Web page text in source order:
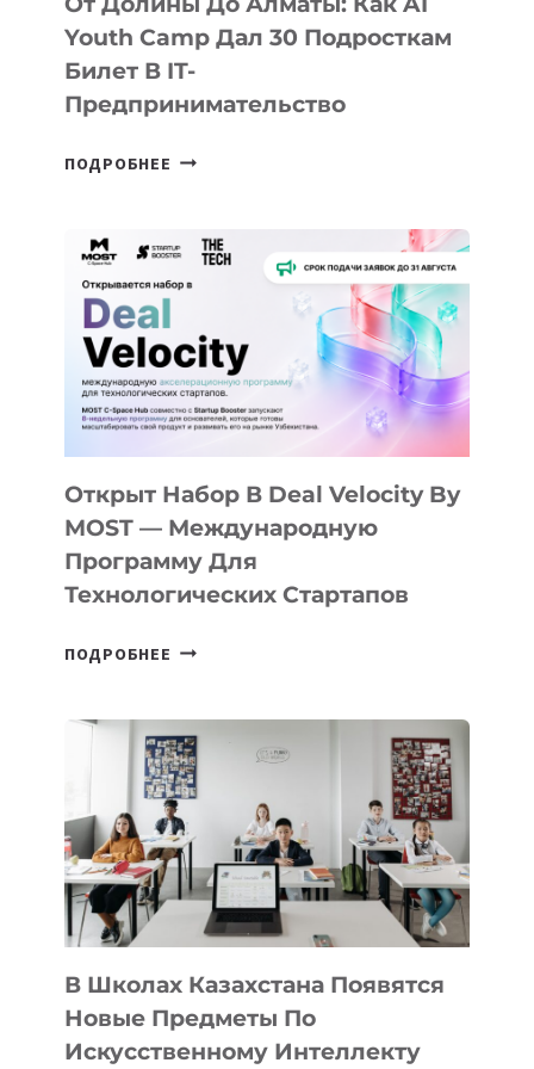
Youth Camp Дал 30 Подросткам
Билет В IT-
Предпринимательство
ПОДРОБНЕЕ ОТ
АЛМАТЫ:
КАК
AI
YOUTH
CAMP
ДАЛ
30
ПОДРОСТКАМ
БИЛЕТ
В
ПРЕДПРИНИМАТЕЛЬСТВО
Открыт Набор В Deal Velocity By
MOST — Международную
Программу Для
Технологических Стартапов
ПОДРОБНЕЕ ОТКРЫТ
DEAL
VELOCITY
BY
MOST
—
МЕЖДУНАРОДНУЮ
ПРОГРАММУ
ДЛЯ
ТЕХНОЛОГИЧЕСКИХ
В Школах Казахстана Появятся
Новые Предметы По
Искусственному Интеллекту